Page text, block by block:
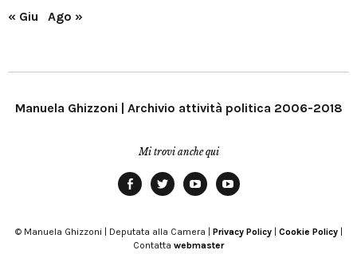
« Giu Ago »
Manuela Ghizzoni | Archivio attività politica 2006-2018
Mi trovi anche qui
Modena
© Manuela Ghizzoni | Deputata alla Camera | Privacy Policy| Cookie Policy|
Contatta webmaster